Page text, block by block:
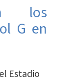
los
G en
Estadio